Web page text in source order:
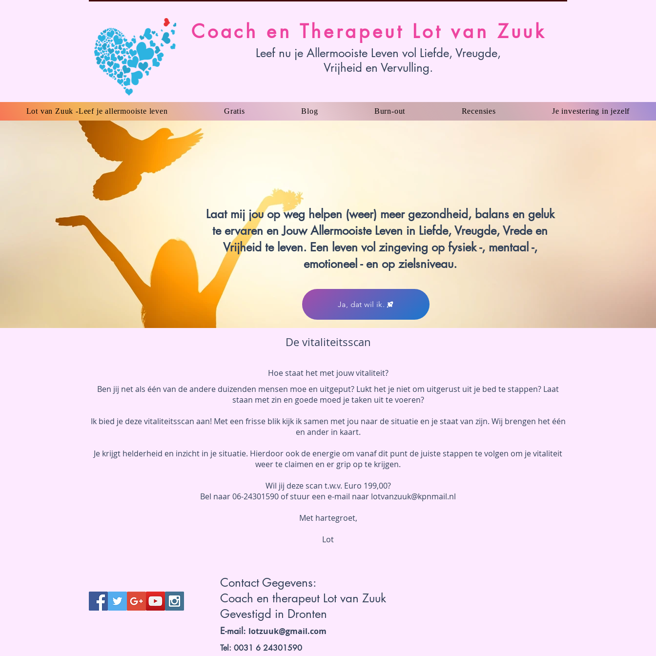
Coach en Therapeut Lot van Zuuk
Leef nu je Allermooiste Leven vol Liefde, Vreugde,
Vrijheid en Vervulling.
Lot van Zuuk -Leef je allermooiste leven Gratis Blog Burn-out Recensies Je investering in jezelf
Laat mij jou op weg helpen (weer) meer gezondheid, balans en geluk
te ervaren en Jouw Allermooiste Leven in Liefde, Vreugde, Vrede en
Vrijheid te leven. Een leven vol zingeving op fysiek -, mentaal -,
emotioneel - en op zielsniveau.
Ja, dat wil ik.
De vitaliteitsscan
Hoe staat het met jouw vitaliteit?
Ben jij net als één van de andere duizenden mensen moe en uitgeput? Lukt het je niet om uitgerust uit je bed te stappen? Laat
staan met zin en goede moed je taken uit te voeren?
Ik bied je deze vitaliteitsscan aan! Met een frisse blik kijk ik samen met jou naar de situatie en je staat van zijn. Wij brengen het één
en ander in kaart.
Je krijgt helderheid en inzicht in je situatie. Hierdoor ook de energie om vanaf dit punt de juiste stappen te volgen om je vitaliteit
weer te claimen en er grip op te krijgen.
Wil jij deze scan t.w.v. Euro 199,00?
Bel naar 06-24301590 of stuur een e-mail naar lotvanzuuk@kpnmail.nl
Met hartegroet,
Lot
Contact Gegevens:
Coach en therapeut Lot van Zuuk
Gevestigd in Dronten
E-mail: lotzuuk@gmail.com
Tel: 0031 6 24301590